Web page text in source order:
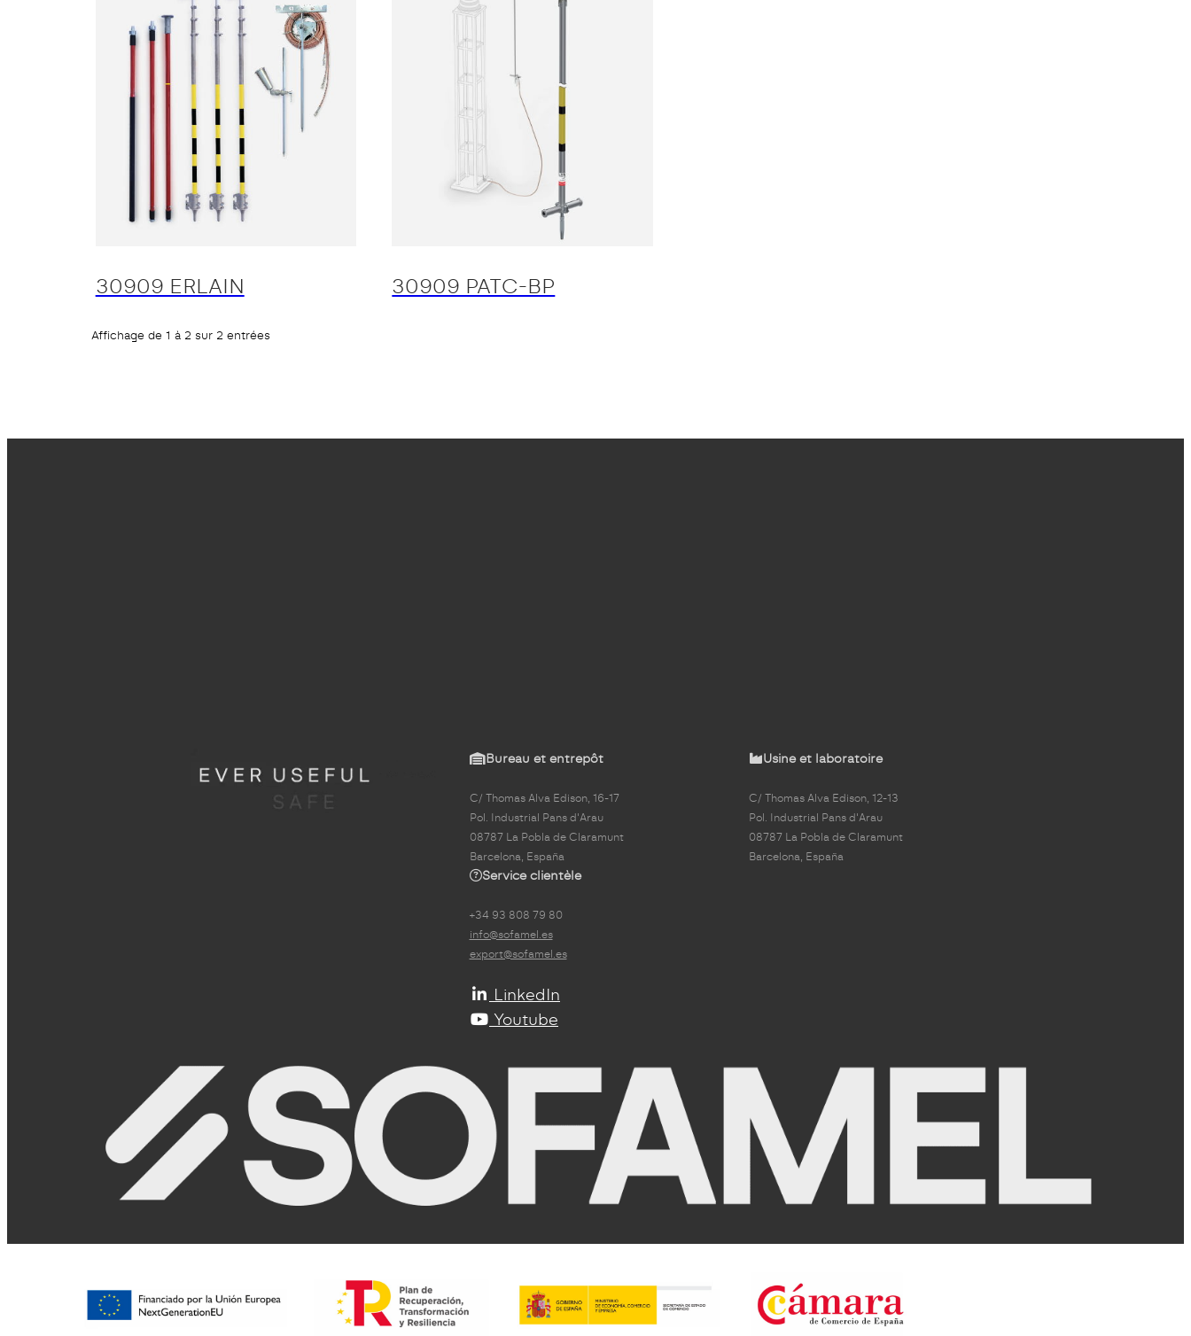
30909 ERLAIN 30909 PATC-BP
Affichage de 1 à 2 sur 2 entrées
Bureau et entrepôt
C/ Thomas Alva Edison, 16-17
Pol. Industrial Pans d'Arau
08787 La Pobla de Claramunt
Barcelona, España
Usine et laboratoire
C/ Thomas Alva Edison, 12-13
Pol. Industrial Pans d'Arau
08787 La Pobla de Claramunt
Barcelona, España
Service clientèle
+34 93 808 79 80
info@sofamel.es
export@sofamel.es
LinkedIn
Youtube